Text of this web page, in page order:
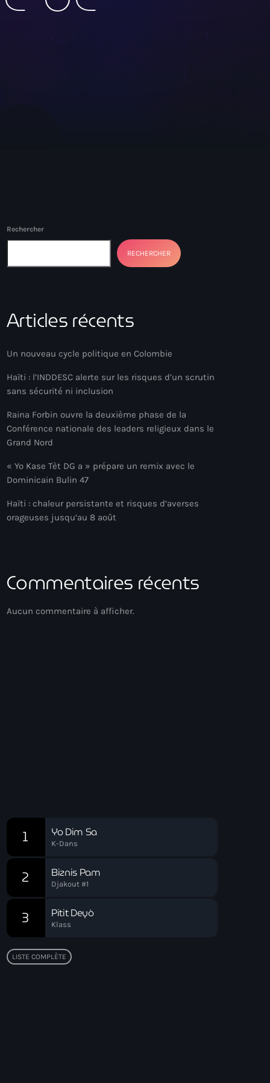
Rechercher
RECHERCHER
Articles récents
Un nouveau cycle politique en Colombie
Haïti : l’INDDESC alerte sur les risques d’un scrutin
sans sécurité ni inclusion
Raina Forbin ouvre la deuxième phase de la
Conférence nationale des leaders religieux dans le
Grand Nord
« Yo Kase Tèt DG a » prépare un remix avec le
Dominicain Bulin 47
Haïti : chaleur persistante et risques d’averses
orageuses jusqu’au 8 août
Commentaires récents
Aucun commentaire à afficher.
1 Yo Dim Sa
K-Dans
2 Biznis Pam
Djakout #1
3 Pitit Deyò
Klass
LISTE COMPLÈTE